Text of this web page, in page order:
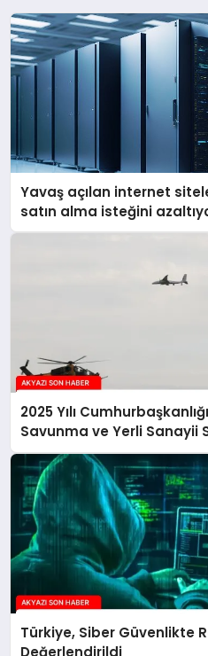
Yavaş açılan internet
satın alma isteğini
2025 Yılı
Savunma ve Yerli Sanayii
Türkiye, Siber Güvenlikte
Değerlendirildi